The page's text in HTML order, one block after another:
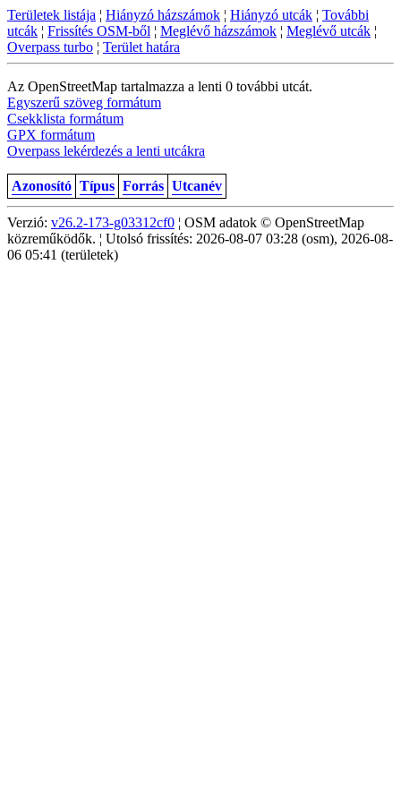
Területek listája ¦ Hiányzó házszámok ¦ Hiányzó utcák ¦ További
utcák ¦ Frissítés OSM-ből ¦ Meglévő házszámok ¦ Meglévő utcák ¦
Overpass turbo ¦ Terület határa
Az OpenStreetMap tartalmazza a lenti 0 további utcát.
Egyszerű szöveg formátum
Csekklista formátum
GPX formátum
Overpass lekérdezés a lenti utcákra
Azonosító Típus Forrás Utcanév
Verzió: v26.2-173-g03312cf0 ¦ OSM adatok © OpenStreetMap
közreműködők. ¦ Utolsó frissítés: 2026-08-07 03:28 (osm), 2026-08-
06 05:41 (területek)